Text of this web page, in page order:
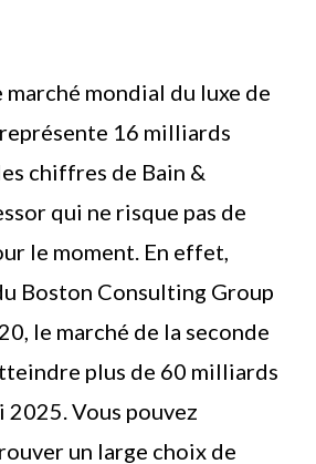
marché mondial du luxe de
16 milliards
chiffres de Bain &
qui ne risque pas de
le moment. En effet,
Boston Consulting Group
le marché de la seconde
plus de 60 milliards
2025. Vous pouvez
un large choix de